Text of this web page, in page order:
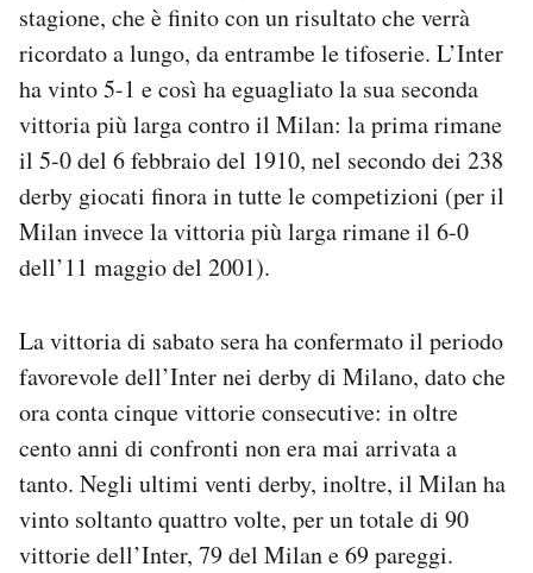
Notifiche mobile
Regala il Post
Hai bisogno di aiuto?
Esci
stagione, che è finito con un risultato che verrà
ricordato a lungo, da entrambe le tifoserie. L’Inter
ha vinto 5-1 e così ha eguagliato la sua seconda
vittoria più larga contro il Milan: la prima rimane
il 5-0 del 6 febbraio del 1910, nel secondo dei 238
derby giocati finora in tutte le competizioni (per il
Milan invece la vittoria più larga rimane il 6-0
dell’11 maggio del 2001).
La vittoria di sabato sera ha confermato il periodo
favorevole dell’Inter nei derby di Milano, dato che
ora conta cinque vittorie consecutive: in oltre
cento anni di confronti non era mai arrivata a
tanto. Negli ultimi venti derby, inoltre, il Milan ha
vinto soltanto quattro volte, per un totale di 90
vittorie dell’Inter, 79 del Milan e 69 pareggi.